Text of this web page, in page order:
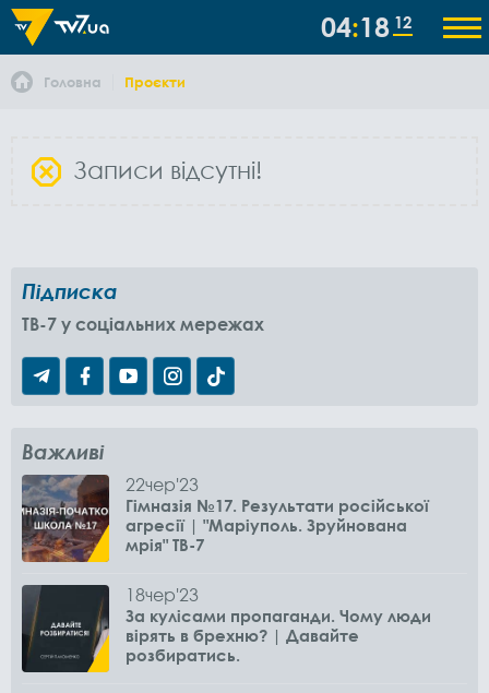
04 18 13
Головна Проєкти
Записи відсутні!
Підписка
TB-7 у соціальних мережах
Важливі
22чер'23
Гімназія №17. Результати російської
агресії | "Маріуполь. Зруйнована
мрія" ТВ-7
18чер'23
За кулісами пропаганди. Чому люди
вірять в брехню? | Давайте
розбиратись.